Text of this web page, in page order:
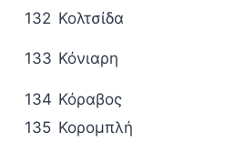
132 Κολτσίδα
133 Κόνιαρη
134 Κόραβος
135 Κορομπλή